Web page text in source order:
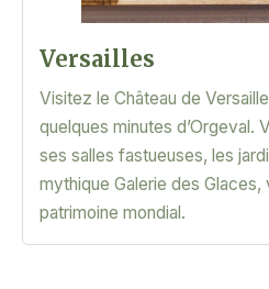
Versailles
Visitez le Château de
quelques minutes d’Orgeval.
ses salles fastueuses, les
mythique Galerie des Glaces,
patrimoine mondial.